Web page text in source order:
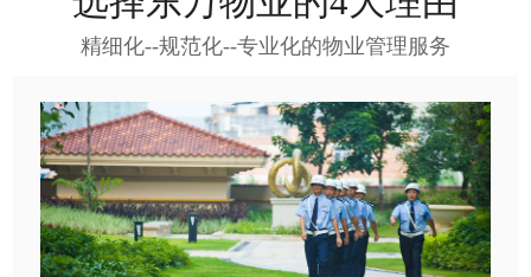
精细化--规范化--专业化的物业管理服务